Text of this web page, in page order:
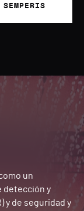
un
detección y
y de seguridad y